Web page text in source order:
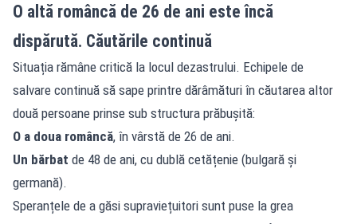
O altă româncă de 26 de ani este încă
dispărută. Căutările continuă
Situația rămâne critică la locul dezastrului. Echipele de
salvare continuă să sape printre dărâmături în căutarea altor
două persoane prinse sub structura prăbușită:
O a doua româncă, în vârstă de 26 de ani.
Un bărbat de 48 de ani, cu dublă cetățenie (bulgară și
germană).
Speranțele de a găsi supraviețuitori sunt puse la grea